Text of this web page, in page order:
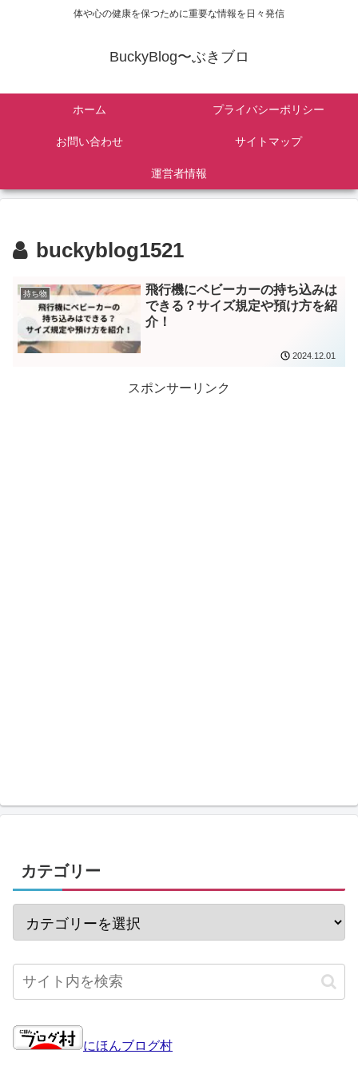
体や心の健康を保つために重要な情報を日々発信
BuckyBlog〜ぶきブロ
ホーム プライバシーポリシー
お問い合わせ サイトマップ
運営者情報
buckyblog1521
持ち物
飛行機にベビーカーの持ち込みは
できる？サイズ規定や預け方を紹
介！
2024.12.01
スポンサーリンク
カテゴリー
にほんブログ村